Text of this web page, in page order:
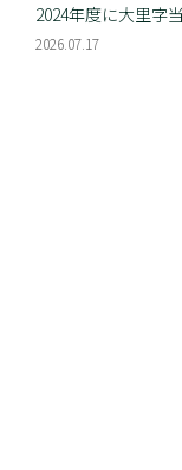
2024年度に大里字
2026.07.17